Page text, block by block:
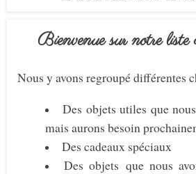
Bienvenue sur notre liste
Nous y avons regroupé différentes
Des objets utiles que
mais aurons besoin
Des cadeaux spéciaux
Des objets que nous